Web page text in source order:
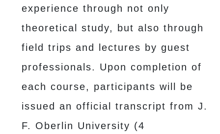
experience through not only
theoretical study, but also through
field trips and lectures by guest
professionals. Upon completion of
each course, participants will be
issued an official transcript from J.
F. Oberlin University (4